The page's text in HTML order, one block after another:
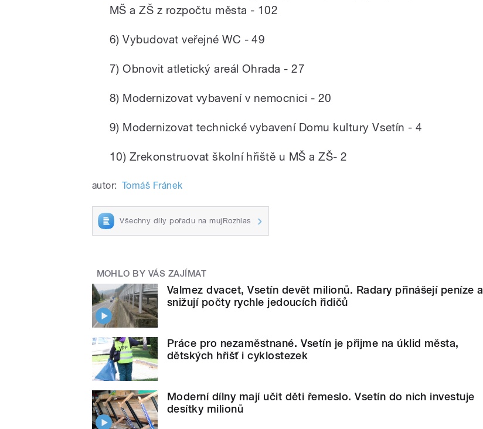
MŠ a ZŠ z rozpočtu města - 102
6) Vybudovat veřejné WC - 49
7) Obnovit atletický areál Ohrada - 27
8) Modernizovat vybavení v nemocnici - 20
9) Modernizovat technické vybavení Domu kultury Vsetín - 4
10) Zrekonstruovat školní hřiště u MŠ a ZŠ- 2
autor: Tomáš Fránek
Všechny díly pořadu na mujRozhlas
MOHLO BY VÁS ZAJÍMAT
Valmez dvacet, Vsetín devět milionů. Radary přinášejí peníze a
snižují počty rychle jedoucích řidičů
Práce pro nezaměstnané. Vsetín je přijme na úklid města,
dětských hřišť i cyklostezek
Moderní dílny mají učit děti řemeslo. Vsetín do nich investuje
desítky milionů